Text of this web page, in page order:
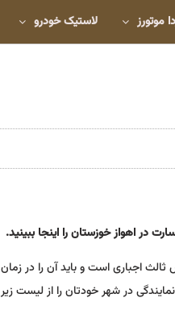
موتورز لاستیک خودرو
در اهواز خوزستان را اینجا ببینید.
اجباری است و باید آن را در زمان
در شهر خودتان را از لیست زیر